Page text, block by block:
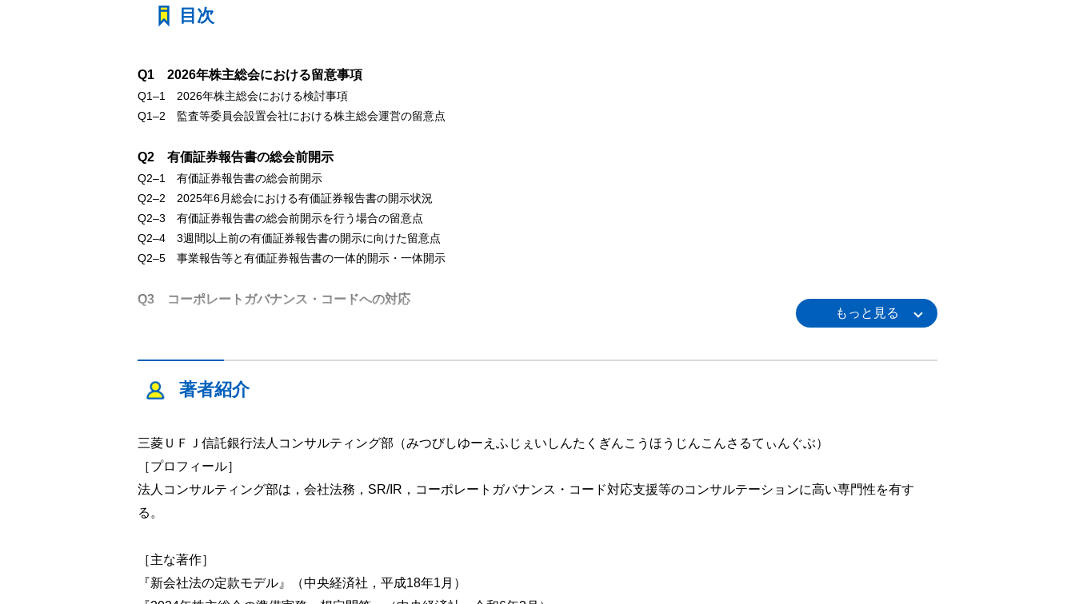
目次
Q1 2026年株主総会における留意事項
Q1‒1 2026年株主総会における検討事項
Q1‒2 監査等委員会設置会社における株主総会運営の留意点
Q2 有価証券報告書の総会前開示
Q2‒1 有価証券報告書の総会前開示
Q2‒2 2025年6月総会における有価証券報告書の開示状況
Q2‒3 有価証券報告書の総会前開示を行う場合の留意点
Q2‒4 3週間以上前の有価証券報告書の開示に向けた留意点
Q2‒5 事業報告等と有価証券報告書の一体的開示・一体開示
Q3 コーポレートガバナンス・コードへの対応
Q5 株主総会資料の電子提供制度
Q5‒1 電子提供制度の概要
Q5‒3 電子提供制度の採用方法
Q5‒4 電子提供制度下における株主総会日程
Q5‒5 電子提供制度下における株主総会招集の取締役会決定事項
Q5‒6 電子提供制度下における株主総会招集の取締役会議事録
Q5‒9 一体型ではない招集通知（アクセス通知）記載例
Q5‒10 招集通知の発送期限
著者紹介
三菱ＵＦＪ信託銀行法人コンサルティング部（みつびしゆーえふじぇいしんたくぎんこうほうじんこんさるてぃんぐぶ）
［プロフィール］
法人コンサルティング部は，会社法務，SR/IR，コーポレートガバナンス・コード対応支援等のコンサルテーションに高い専門性を有す
る。
［主な著作］
『新会社法の定款モデル』（中央経済社，平成18年1月）